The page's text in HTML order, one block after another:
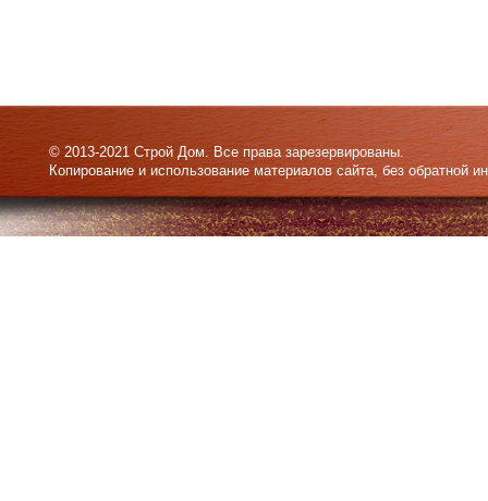
© 2013-2021 Строй Дом. Все права зарезервированы.
Копирование и использование материалов сайта, без обратной